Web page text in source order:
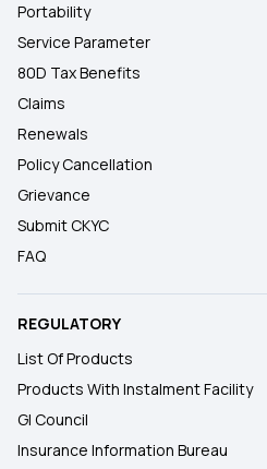
Portability
Service Parameter
80D Tax Benefits
Claims
Renewals
Policy Cancellation
Grievance
Submit CKYC
FAQ
REGULATORY
List Of Products
Products With Instalment Facility
GI Council
Insurance Information Bureau